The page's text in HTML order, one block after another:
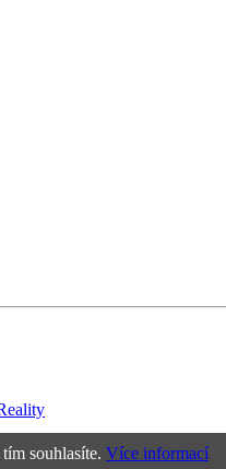
souhlasíte. Více informací